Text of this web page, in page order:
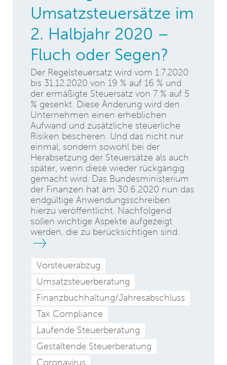
Umsatzsteuersätze im
2. Halbjahr 2020 –
Fluch oder Segen?
Der Regelsteuersatz wird vom 1.7.2020
bis 31.12.2020 von 19 % auf 16 % und
der ermäßigte Steuersatz von 7 % auf 5
% gesenkt. Diese Änderung wird den
Unternehmen einen erheblichen
Aufwand und zusätzliche steuerliche
Risiken bescheren. Und das nicht nur
einmal, sondern sowohl bei der
Herabsetzung der Steuersätze als auch
später, wenn diese wieder rückgängig
gemacht wird. Das Bundesministerium
der Finanzen hat am 30.6.2020 nun das
endgültige Anwendungsschreiben
hierzu veröffentlicht. Nachfolgend
sollen wichtige Aspekte aufgezeigt
werden, die zu berücksichtigen sind.
Vorsteuerabzug
Umsatzsteuerberatung
Finanzbuchhaltung/Jahresabschluss
Tax Compliance
Laufende Steuerberatung
Gestaltende Steuerberatung
Coronavirus